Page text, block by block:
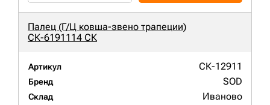
Палец (Г/Ц ковша-звено трапеции)
СК-6191114 СК
Артикул СК-12911
Бренд SOD
Склад Иваново